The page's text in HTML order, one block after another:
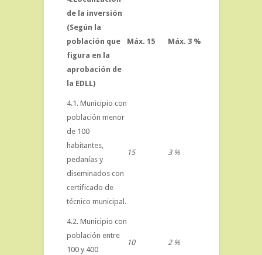
de la inversión
(Según la
población que
figura en la
aprobación de
la EDLL)
Máx. 15 Máx. 3 %
4.1. Municipio con
población menor
de 100
habitantes,
pedanías y
diseminados con
certificado de
técnico municipal.
15 3 %
4.2. Municipio con
población entre
100 y 400
10 2 %